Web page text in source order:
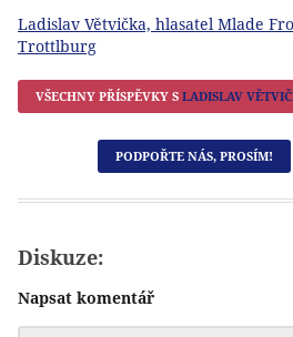
Ladislav Větvička, hlasatel Mlade
Trottlburg
VŠECHNY PŘÍSPĚVKY S LADISLAV
PODPOŘTE NÁS, PROSÍM!
Diskuze:
Napsat komentář